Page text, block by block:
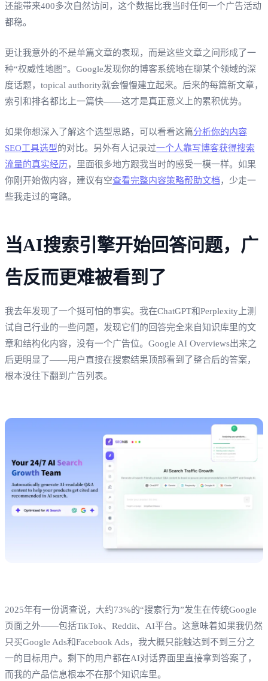
还能带来400多次自然访问，这个数据比我当时任何一个广告活动
都稳。
更让我意外的不是单篇文章的表现，而是这些文章之间形成了一
种“权威性地图”。Google发现你的博客系统地在聊某个领域的深
度话题，topical authority就会慢慢建立起来。后来的每篇新文章，
索引和排名都比上一篇快——这才是真正意义上的累积优势。
如果你想深入了解这个选型思路，可以看看这篇分析你的内容
SEO工具选型的对比。另外有人记录过一个人靠写博客获得搜索
流量的真实经历，里面很多地方跟我当时的感受一模一样。如果
你刚开始做内容，建议有空查看完整内容策略帮助文档，少走一
些我走过的弯路。
当AI搜索引擎开始回答问题，广
告反而更难被看到了
我去年发现了一个挺可怕的事实。我在ChatGPT和Perplexity上测
试自己行业的一些问题，发现它们的回答完全来自知识库里的文
章和结构化内容，没有一个广告位。Google AI Overviews出来之
后更明显了——用户直接在搜索结果顶部看到了整合后的答案，
根本没往下翻到广告列表。
2025年有一份调查说，大约73%的“搜索行为”发生在传统Google
页面之外——包括TikTok、Reddit、AI平台。这意味着如果我仍然
只买Google Ads和Facebook Ads，我大概只能触达到不到三分之
一的目标用户。剩下的用户都在AI对话界面里直接拿到答案了，
而我的产品信息根本不在那个知识库里。